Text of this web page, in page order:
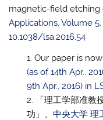
magnetic-field etching
Applications, Volume 5,
10.1038/lsa.2016.54
Our paper is
(as of 14th Apr.,
9th Apr., 2016) in
「理工学部准
功」、 中央大学 理